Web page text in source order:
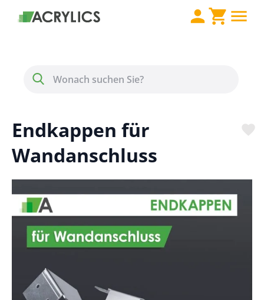
Menü
Endkappen für
Wandanschluss